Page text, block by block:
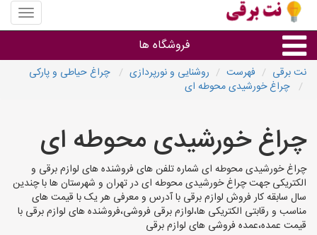
منوی
سایت
برقی
فروشگاه ها
روشنایی و نورپردازی
سایر گروه ها
فروشنده های لوازم برقی
نت برقی فهرست روشنایی و نورپردازی
چراغ حیاطی و پارکی
چراغ خورشیدی محوطه ای
چراغ خورشیدی محوطه ای
چراغ خورشیدی محوطه ای شماره تلفن های فروشنده های لوازم برقی و
الکتریکی جهت چراغ خورشیدی محوطه ای در تهران و شهرستان ها با چندین
سال سابقه کار فروش لوازم برقی با آدرس و معرفی هر یک با قیمت های
مناسب و رقابتی الکتریکی ها،لوازم برقی فروشی،فروشنده های لوازم برقی با
قیمت عمده،عمده فروشی های لوازم برقی